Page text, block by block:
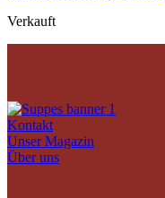
Verkauft
Kontakt
Unser Magazin
Über uns